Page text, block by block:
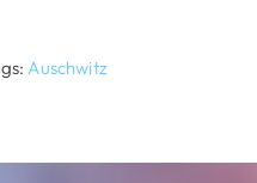
Auschwitz